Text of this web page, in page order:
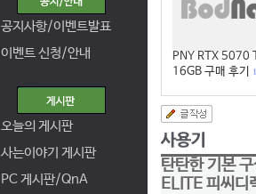
공지사항/이벤트발표
이벤트 신청/안내
오늘의 게시판
사는이야기 게시판
PC 게시판/QnA
PNY RTX 5070
16GB 구매 후기
1
탄탄한 기본
ELITE 피씨디